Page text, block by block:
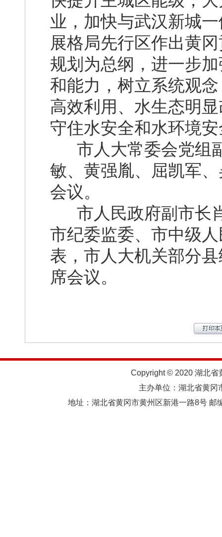
业，加快与武汉新城
展格局先行区作出黄
规划为总纲，进一步
和能力，树立系统观
高效利用、水生态明
守住水安全和水环境
市人大常委会党组
敏、黄强胤、屈凯军
会议。
市人民政府副市长
市纪委监委、市中级
表，市人大机关部分
席会议。
Copyright © 2020 湖北省
主办单位：湖北省黄
地址：湖北省黄冈市黄州区新港一路8号